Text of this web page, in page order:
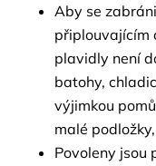
Aby se
připlouvajícím
plavidly není
batohy,
výjimkou
malé
Povoleny jsou